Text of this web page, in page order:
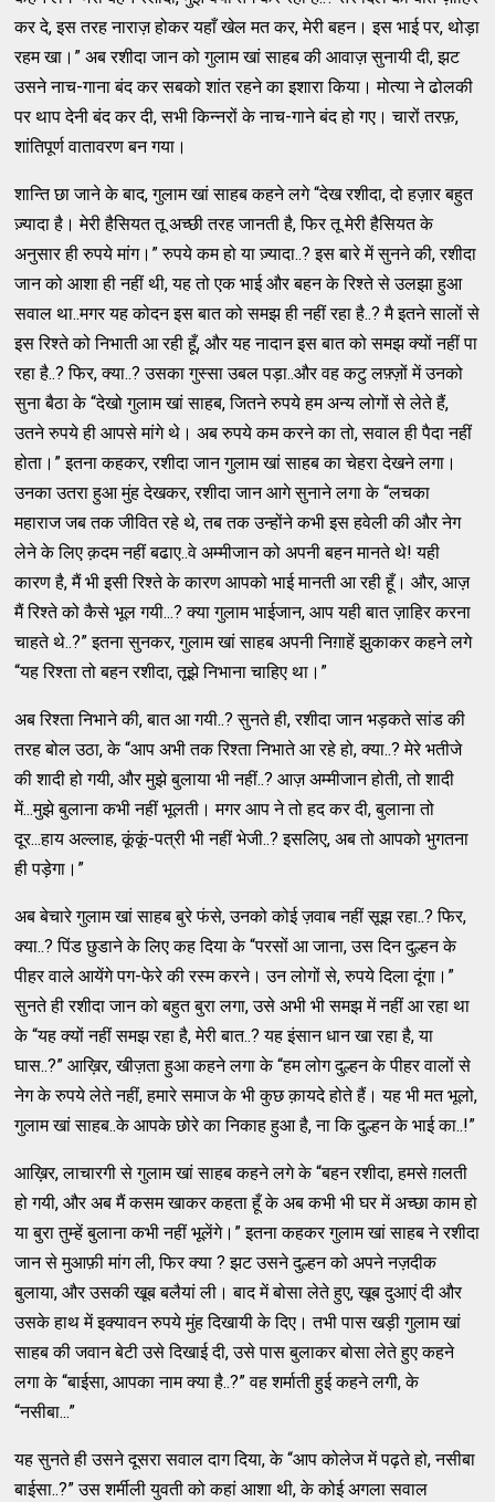
कर दे, इस तरह नाराज़ होकर यहाँ खेल मत कर, मेरी बहन। इस भाई पर, थोड़ा
रहम खा।” अब रशीदा जान को गुलाम खां साहब की आवाज़ सुनायी दी, झट
उसने नाच-गाना बंद कर सबको शांत रहने का इशारा किया। मोत्या ने ढोलकी
पर थाप देनी बंद कर दी, सभी किन्नरों के नाच-गाने बंद हो गए। चारों तरफ़,
शांतिपूर्ण वातावरण बन गया।
शान्ति छा जाने के बाद, गुलाम खां साहब कहने लगे “देख रशीदा, दो हज़ार बहुत
ज़्यादा है। मेरी हैसियत तू अच्छी तरह जानती है, फिर तू मेरी हैसियत के
अनुसार ही रुपये मांग।” रुपये कम हो या ज़्यादा..? इस बारे में सुनने की, रशीदा
जान को आशा ही नहीं थी, यह तो एक भाई और बहन के रिश्ते से उलझा हुआ
सवाल था..मगर यह कोदन इस बात को समझ ही नहीं रहा है..? मै इतने सालों से
इस रिश्ते को निभाती आ रही हूँ, और यह नादान इस बात को समझ क्यों नहीं पा
रहा है..? फिर, क्या..? उसका गुस्सा उबल पड़ा..और वह कटु लफ़्ज़ों में उनको
सुना बैठा के “देखो गुलाम खां साहब, जितने रुपये हम अन्य लोगों से लेते हैं,
उतने रुपये ही आपसे मांगे थे। अब रुपये कम करने का तो, सवाल ही पैदा नहीं
होता।” इतना कहकर, रशीदा जान गुलाम खां साहब का चेहरा देखने लगा।
उनका उतरा हुआ मुंह देखकर, रशीदा जान आगे सुनाने लगा के “लचका
महाराज जब तक जीवित रहे थे, तब तक उन्होंने कभी इस हवेली की और नेग
लेने के लिए क़दम नहीं बढाए..वे अम्मीजान को अपनी बहन मानते थे! यही
कारण है, मैं भी इसी रिश्ते के कारण आपको भाई मानती आ रही हूँ। और, आज़
मैं रिश्ते को कैसे भूल गयी...? क्या गुलाम भाईजान, आप यही बात ज़ाहिर करना
चाहते थे..?” इतना सुनकर, गुलाम खां साहब अपनी निग़ाहें झुकाकर कहने लगे
“यह रिश्ता तो बहन रशीदा, तूझे निभाना चाहिए था।”
अब रिश्ता निभाने की, बात आ गयी..? सुनते ही, रशीदा जान भड़कते सांड की
तरह बोल उठा, के “आप अभी तक रिश्ता निभाते आ रहे हो, क्या..? मेरे भतीजे
की शादी हो गयी, और मुझे बुलाया भी नहीं..? आज़ अम्मीजान होती, तो शादी
में...मुझे बुलाना कभी नहीं भूलती। मगर आप ने तो हद कर दी, बुलाना तो
दूर...हाय अल्लाह, कूंकूं-पत्री भी नहीं भेजी..? इसलिए, अब तो आपको भुगतना
ही पड़ेगा।”
अब बेचारे गुलाम खां साहब बुरे फंसे, उनको कोई ज़वाब नहीं सूझ रहा..? फिर,
क्या..? पिंड छुडाने के लिए कह दिया के “परसों आ जाना, उस दिन दुल्हन के
पीहर वाले आयेंगे पग-फेरे की रस्म करने। उन लोगों से, रुपये दिला दूंगा।”
सुनते ही रशीदा जान को बहुत बुरा लगा, उसे अभी भी समझ में नहीं आ रहा था
के “यह क्यों नहीं समझ रहा है, मेरी बात..? यह इंसान धान खा रहा है, या
घास..?” आख़िर, खीज़ता हुआ कहने लगा के “हम लोग दुल्हन के पीहर वालों से
नेग के रुपये लेते नहीं, हमारे समाज के भी कुछ क़ायदे होते हैं। यह भी मत भूलो,
गुलाम खां साहब..के आपके छोरे का निकाह हुआ है, ना कि दुल्हन के भाई का..!”
आख़िर, लाचारगी से गुलाम खां साहब कहने लगे के “बहन रशीदा, हमसे ग़लती
हो गयी, और अब मैं कसम खाकर कहता हूँ के अब कभी भी घर में अच्छा काम हो
या बुरा तुम्हें बुलाना कभी नहीं भूलेंगे।” इतना कहकर गुलाम खां साहब ने रशीदा
जान से मुआफ़ी मांग ली, फिर क्या ? झट उसने दुल्हन को अपने नज़दीक
बुलाया, और उसकी खूब बलैयां ली। बाद में बोसा लेते हुए, खूब दुआएं दी और
उसके हाथ में इक्यावन रुपये मुंह दिखायी के दिए। तभी पास खड़ी गुलाम खां
साहब की जवान बेटी उसे दिखाई दी, उसे पास बुलाकर बोसा लेते हुए कहने
लगा के “बाईसा, आपका नाम क्या है..?” वह शर्माती हुई कहने लगी, के
“नसीबा...”
यह सुनते ही उसने दूसरा सवाल दाग दिया, के “आप कोलेज में पढ़ते हो, नसीबा
बाईसा..?” उस शर्मीली युवती को कहां आशा थी, के कोई अगला सवाल